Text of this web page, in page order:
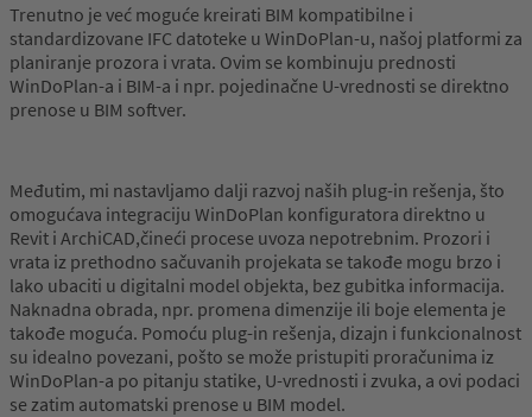
Trenutno je već moguće kreirati BIM kompatibilne i
standardizovane IFC datoteke u WinDoPlan-u, našoj platformi za
planiranje prozora i vrata. Ovim se kombinuju prednosti
WinDoPlan-a i BIM-a i npr. pojedinačne U-vrednosti se direktno
prenose u BIM softver.
Međutim, mi nastavljamo dalji razvoj naših plug-in rešenja, što
omogućava integraciju WinDoPlan konfiguratora direktno u
Revit i ArchiCAD,čineći procese uvoza nepotrebnim. Prozori i
vrata iz prethodno sačuvanih projekata se takođe mogu brzo i
lako ubaciti u digitalni model objekta, bez gubitka informacija.
Naknadna obrada, npr. promena dimenzije ili boje elementa je
takođe moguća. Pomoću plug-in rešenja, dizajn i funkcionalnost
su idealno povezani, pošto se može pristupiti proračunima iz
WinDoPlan-a po pitanju statike, U-vrednosti i zvuka, a ovi podaci
se zatim automatski prenose u BIM model.